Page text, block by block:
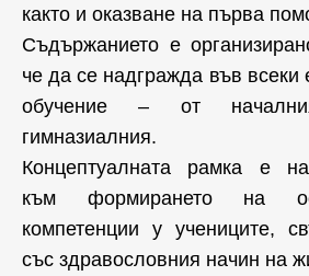
както и оказване на първа
Съдържанието е
че да се надгражда във всеки
обучение – от
гимназиалния.
Концептуалната рамка е
към формирането на
компетенции у учениците,
със здравословния начин на